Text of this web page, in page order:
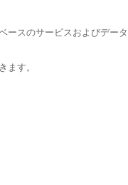
ースのサービスおよびデー
ます。